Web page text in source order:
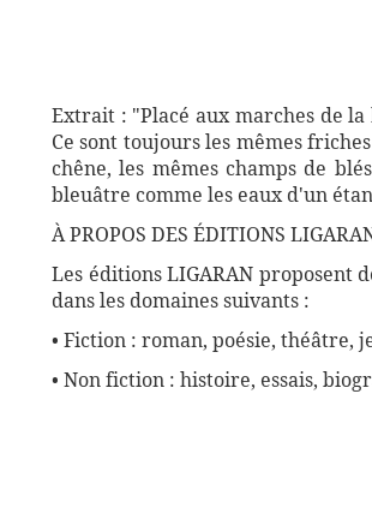
Extrait : "Placé aux marches de
Ce sont toujours les mêmes
chêne, les mêmes champs de
bleuâtre comme les eaux d'un
À PROPOS DES ÉDITIONS
Les éditions LIGARAN proposent
dans les domaines suivants :
• Fiction : roman, poésie, théâtre,
• Non fiction : histoire, essais,